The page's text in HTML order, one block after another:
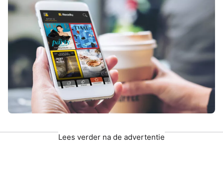
Lees verder na de advertentie